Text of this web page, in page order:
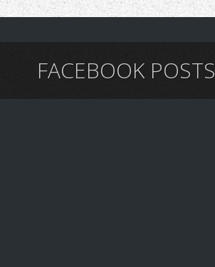
FACEBOOK POSTS